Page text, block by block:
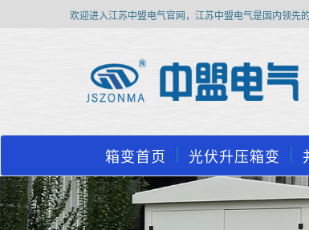
欢迎进入江苏中盟电气官网，江苏中盟电气是国内领先
箱变首页 光伏升压箱变